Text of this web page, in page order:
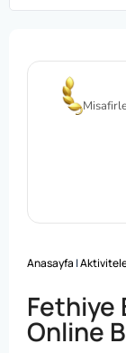
Anasayfa |
Fethiye
Online